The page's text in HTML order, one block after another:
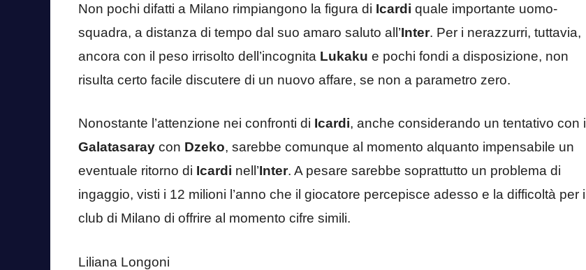
Non pochi difatti a Milano rimpiangono la figura di Icardi quale importante uomo-
squadra, a distanza di tempo dal suo amaro saluto all’Inter. Per i nerazzurri, tuttavia,
ancora con il peso irrisolto dell’incognita Lukaku e pochi fondi a disposizione, non
risulta certo facile discutere di un nuovo affare, se non a parametro zero.
Nonostante l’attenzione nei confronti di Icardi, anche considerando un tentativo con il
Galatasaray con Dzeko, sarebbe comunque al momento alquanto impensabile un
eventuale ritorno di Icardi nell’Inter. A pesare sarebbe soprattutto un problema di
ingaggio, visti i 12 milioni l’anno che il giocatore percepisce adesso e la difficoltà per il
club di Milano di offrire al momento cifre simili.
Liliana Longoni